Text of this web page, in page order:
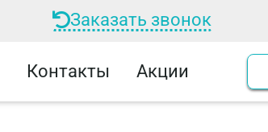
Заказать звонок
Контакты Акции